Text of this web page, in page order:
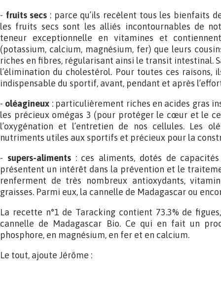
- fruits secs : parce qu’ils recèlent tous les bienfaits
les fruits secs sont les alliés incontournables de
teneur exceptionnelle en vitamines et
(potassium, calcium, magnésium, fer) que leurs
riches en fibres, régularisant ainsi le transit intestinal.
l’élimination du cholestérol. Pour toutes ces raisons,
indispensable du sportif, avant, pendant et après
- oléagineux : particulièrement riches en acides gras
les précieux omégas 3 (pour protéger le cœur et le
l’oxygénation et l’entretien de nos cellules. Les
nutriments utiles aux sportifs et précieux pour la
- supers-aliments: ces aliments, dotés de
présentent un intérêt dans la prévention et le
renferment de très nombreux antioxydants,
graisses. Parmi eux, la cannelle de Madagascar ou
La recette n°1 de Taracking contient 73.3% de
cannelle de Madagascar Bio. Ce qui en fait un
phosphore, en magnésium, en fer et en calcium.
Le tout, ajoute Jérôme :